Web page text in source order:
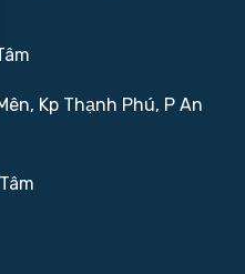
Kp Thạnh Phú, P An